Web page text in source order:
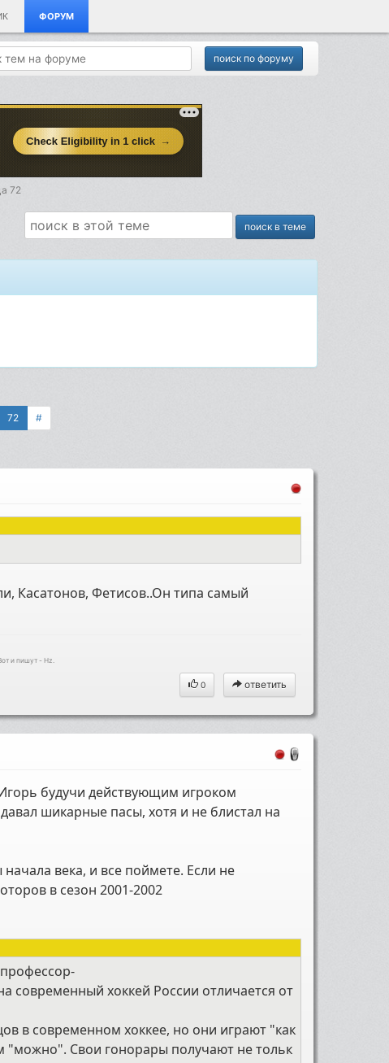
ФОРУМ
72
72 #
Касатонов, Фетисов..Он типа самый
и пишут - Hz.
0 ответить
будучи действующим игроком
шикарные пасы, хотя и не блистал на
века, и все поймете. Если не
в сезон 2001-2002
современный хоккей России отличается от
в современном хоккее, но они играют "как
"можно". Свои гонорары получают не тольк